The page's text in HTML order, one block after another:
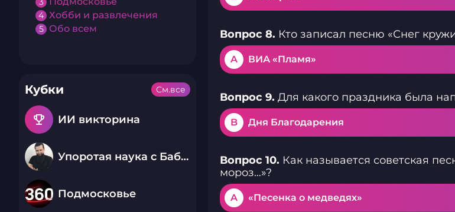
4 Хобби и развлечения
5 Обо всем
Кубки
emoji_events ИИ викторина
Упоротая наука с Бабаем Лютым
Подмосковье
См.все
Вопрос 8. Кто записал песню «Снег
A ВИА «Пламя»
Вопрос 9. Для какого праздника была
B Дня Благодарения
Вопрос 10. Как называется советская
мороз…»?
A «Песенка о медведях»